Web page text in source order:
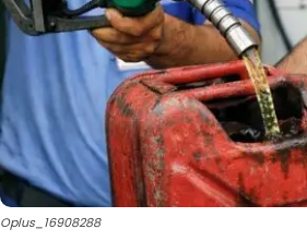
Oplus_16908288